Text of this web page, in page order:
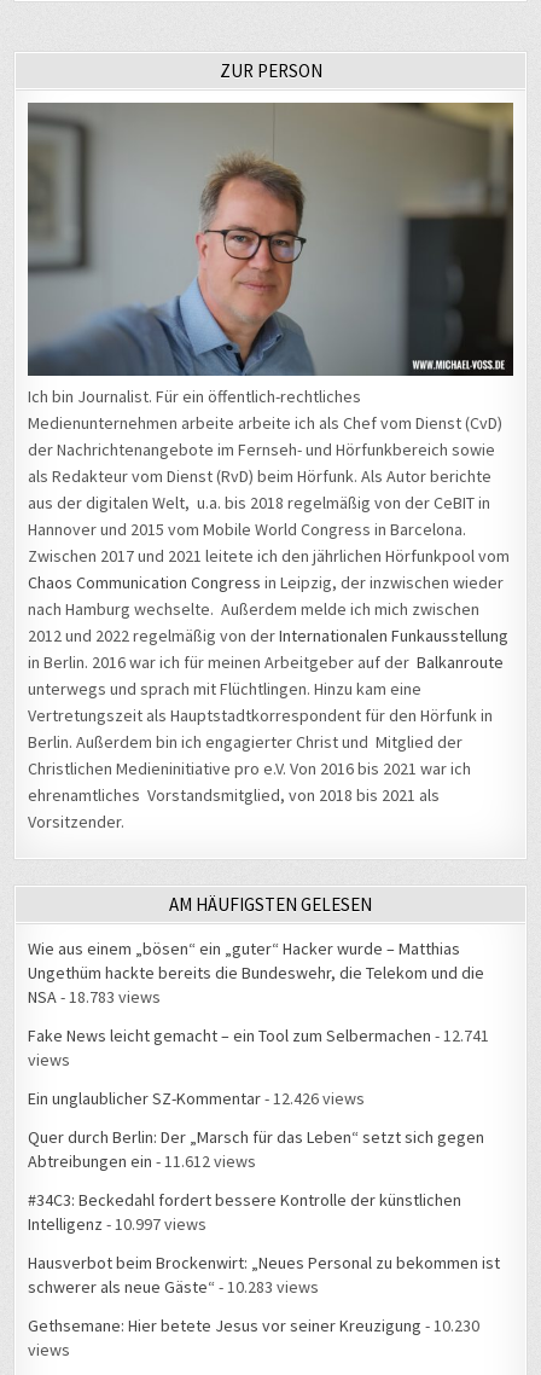
ZUR PERSON
Ich bin Journalist. Für ein öffentlich-rechtliches
Medienunternehmen arbeite arbeite ich als Chef vom Dienst (CvD)
der Nachrichtenangebote im Fernseh- und Hörfunkbereich sowie
als Redakteur vom Dienst (RvD) beim Hörfunk. Als Autor berichte
aus der digitalen Welt, u.a. bis 2018 regelmäßig von der CeBIT in
Hannover und 2015 vom Mobile World Congress in Barcelona.
Zwischen 2017 und 2021 leitete ich den jährlichen Hörfunkpool vom
Chaos Communication Congress in Leipzig, der inzwischen wieder
nach Hamburg wechselte. Außerdem melde ich mich zwischen
2012 und 2022 regelmäßig von derInternationalen Funkausstellung
in Berlin. 2016 war ich für meinen Arbeitgeber auf derBalkanroute
unterwegs und sprach mit Flüchtlingen. Hinzu kam eine
Vertretungszeit als Hauptstadtkorrespondent für den Hörfunk in
Berlin. Außerdem bin ich engagierter Christ und Mitglied der
Christlichen Medieninitiative pro e.V. Von 2016 bis 2021 war ich
ehrenamtliches Vorstandsmitglied, von 2018 bis 2021 als
Vorsitzender.
AM HÄUFIGSTEN GELESEN
Wie aus einem „bösen“ ein „guter“ Hacker wurde – Matthias
Ungethüm hackte bereits die Bundeswehr, die Telekom und die
NSA- 18.783 views
Fake News leicht gemacht – ein Tool zum Selbermachen - 12.741
views
Ein unglaublicher SZ-Kommentar- 12.426 views
Quer durch Berlin: Der „Marsch für das Leben“ setzt sich gegen
Abtreibungen ein - 11.612 views
#34C3: Beckedahl fordert bessere Kontrolle der künstlichen
Intelligenz - 10.997 views
Hausverbot beim Brockenwirt: „Neues Personal zu bekommen ist
schwerer als neue Gäste“ - 10.283 views
Gethsemane: Hier betete Jesus vor seiner Kreuzigung - 10.230
views